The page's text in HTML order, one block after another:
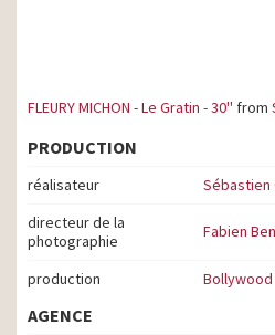
FLEURY MICHON - Le Gratin - 30'' from
PRODUCTION
réalisateur
Sébastien
directeur de la
photographie
Fabien
production
AGENCE